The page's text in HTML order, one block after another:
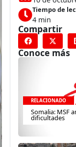
Tiempo de
4 min
Compartir
Conoce más
RELACIONADO
Somalia: MSF
dificultades